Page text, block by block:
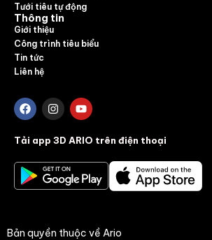
Tưới tiêu tự động
Thông tin
Giới thiệu
Công trình tiêu biểu
Tin tức
Liên hệ
Tải app 3D ARIO trên điện thoại
Bản quyền thuộc về Ario